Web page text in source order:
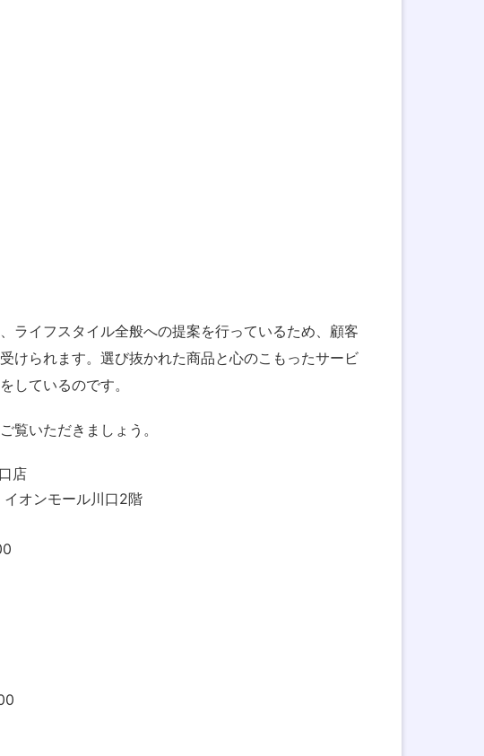
ライフスタイル全般への提案を行っているため、顧客
けられます。選び抜かれた商品と心のこもったサービ
しているのです。
覧いただきましょう。
店
オンモール川口2階